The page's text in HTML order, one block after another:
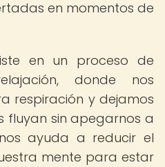
en momentos de
en un proceso de
donde nos
respiración y dejamos
fluyan sin apegarnos a
ayuda a reducir el
mente para estar